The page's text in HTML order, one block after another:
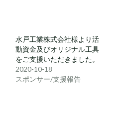
水戸工業株式会社様より活
動資金及びオリジナル工具
をご支援いただきました。
2020-10-18
スポンサー/支援報告